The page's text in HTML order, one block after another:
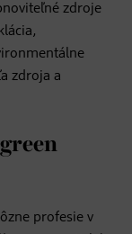
zdroje
zdroja a
profesie v